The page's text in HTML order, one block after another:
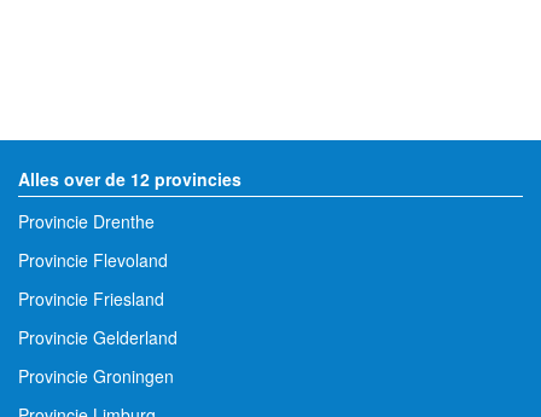
Alles over de 12 provincies
Provincie Drenthe
Provincie Flevoland
Provincie Friesland
Provincie Gelderland
Provincie Groningen